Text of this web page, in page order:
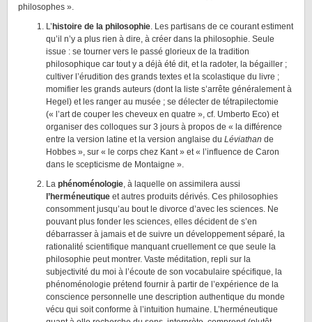
philosophes ».
L’ histoire de la philosophie. Les partisans de ce courant estiment
qu’il n’y a plus rien à dire, à créer dans la philosophie. Seule
issue : se tourner vers le passé glorieux de la tradition
philosophique car tout y a déjà été dit, et la radoter, la bégailler ;
cultiver l’érudition des grands textes et la scolastique du livre ;
momifier les grands auteurs (dont la liste s’arrête généralement à
Hegel) et les ranger au musée ; se délecter de tétrapilectomie
(« l’art de couper les cheveux en quatre », cf. Umberto Eco) et
organiser des colloques sur 3 jours à propos de « la différence
entre la version latine et la version anglaise du Léviathan de
Hobbes », sur « le corps chez Kant » et « l’influence de Caron
dans le scepticisme de Montaigne ».
La phénoménologie, à laquelle on assimilera aussi
l’herméneutique et autres produits dérivés. Ces philosophies
consomment jusqu’au bout le divorce d’avec les sciences. Ne
pouvant plus fonder les sciences, elles décident de s’en
débarrasser à jamais et de suivre un développement séparé, la
rationalité scientifique manquant cruellement ce que seule la
philosophie peut montrer. Vaste méditation, repli sur la
subjectivité du moi à l’écoute de son vocabulaire spécifique, la
phénoménologie prétend fournir à partir de l’expérience de la
conscience personnelle une description authentique du monde
vécu qui soit conforme à l’intuition humaine. L’herméneutique